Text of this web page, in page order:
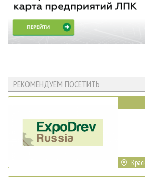
РЕКОМЕНДУЕМ ПОСЕТИТЬ